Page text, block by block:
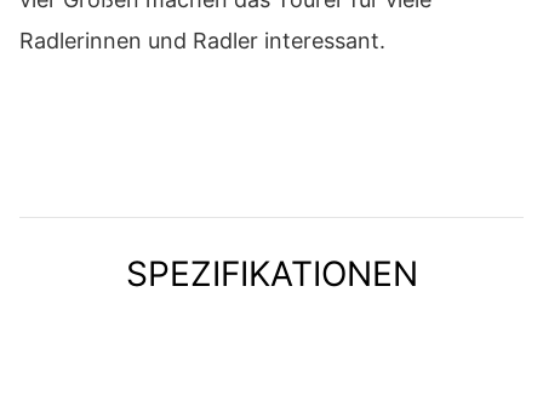
Radlerinnen und Radler interessant.
SPEZIFIKATIONEN